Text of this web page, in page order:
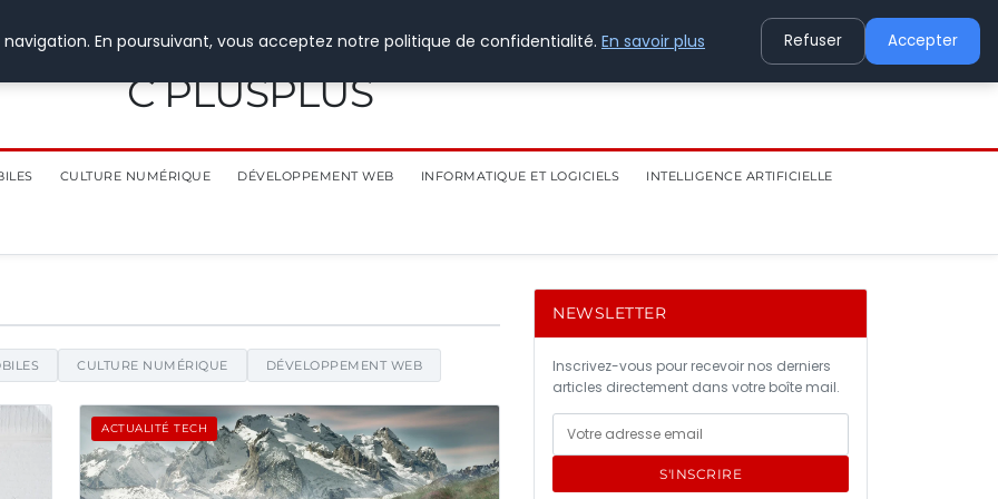
C PLUSPLUS
CULTURE NUMÉRIQUE DÉVELOPPEMENT WEB INFORMATIQUE ET LOGICIELS INTELLIGENCE ARTIFICIELLE
et d'informations
CULTURE NUMÉRIQUE DÉVELOPPEMENT WEB
ACTUALITÉ TECH
NEWSLETTER
Inscrivez-vous pour recevoir nos derniers
articles directement dans votre boîte mail.
S'INSCRIRE
En poursuivant, vous acceptez notre politique de confidentialité. En savoir plus Refuser Accepter